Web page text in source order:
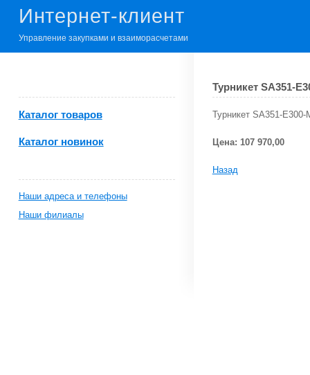
Интернет-клиент
Управление закупками и взаиморасчетами
Турникет SA351-
Турникет SA351-
Цена: 107 970,00
Назад
Каталог товаров
Каталог новинок
Наши адреса и телефоны
Наши филиалы